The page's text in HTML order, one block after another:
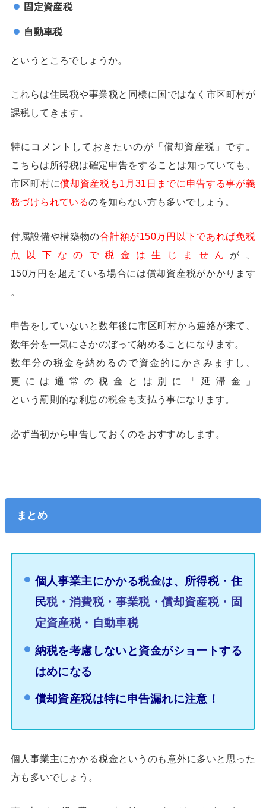
固定資産税
自動車税
というところでしょうか。
これらは住民税や事業税と同様に国ではなく市区町村が
課税してきます。
特にコメントしておきたいのが「償却資産税」です。
こちらは所得税は確定申告をすることは知っていても、
市区町村に償却資産税も1月31日までに申告する事が義
務づけられているのを知らない方も多いでしょう。
付属設備や構築物の合計額が150万円以下であれば免税
点以下なので税金は生じません が、
150万円を超えている場合には償却資産税がかかります
。
申告をしていないと数年後に市区町村から連絡が来て、
数年分を一気にさかのぼって納めることになります。
数年分の税金を納めるので資金的にかさみますし、
更には通常の税金とは別に「延滞金」
という罰則的な利息の税金も支払う事になります。
必ず当初から申告しておくのをおすすめします。
まとめ
個人事業主にかかる税金は、 所得税・住
民税・消費税・事業税・償却資産税・固
定資産税・自動車税
納税を考慮しないと資金がショートする
はめになる
償却資産税は特に申告漏れに注意！
個人事業主にかかる税金というのも意外に多いと思った
方も多いでしょう。